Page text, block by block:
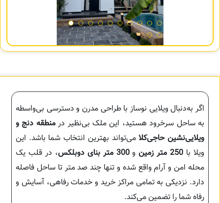
اگر به‌دنبال ویلایی نوساز با طراحی مدرن و دسترسی بی‌واسطه
به ساحل سرخرود هستید، این ملک بی‌نظیر درمنطقه دنج و
ویلایی‌نشین حاجی‌کلامی‌تواند بهترین انتخاب شما باشد. این
ویلا با 250 متر زمین و300 متر بنای دوبلکس
، در قلب یک
محله امن و آرام واقع شده و تنها چند صد متر تا ساحل فاصله
دارد. نزدیکی به تمامی مراکز خرید و خدمات رفاهی، آسایش و
رفاه شما را تضمین می‌کند.